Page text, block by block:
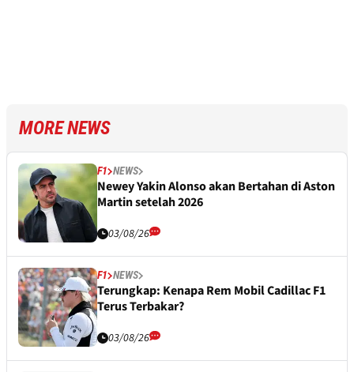
MORE NEWS
F1 NEWS
Newey Yakin Alonso akan Bertahan di Aston
Martin setelah 2026
03/08/26
F1 NEWS
Terungkap: Kenapa Rem Mobil Cadillac F1
Terus Terbakar?
03/08/26